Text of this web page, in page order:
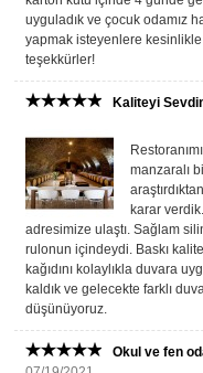
uyguladık ve çocuk odamız
yapmak isteyenlere
teşekkürler!
Kaliteyi
manzaralı
karar
adresimize ulaştı. Sağlam
rulonun içindeydi. Baskı
kağıdını kolaylıkla duvara
kaldık ve gelecekte farklı
düşünüyoruz.
Okul ve fen